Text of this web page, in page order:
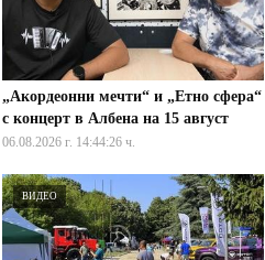
„Акордеонни мечти“ и „Етно сфера“
с концерт в Албена на 15 август
06.08.2026 г. 14:44:26 ч.
ВИДЕО